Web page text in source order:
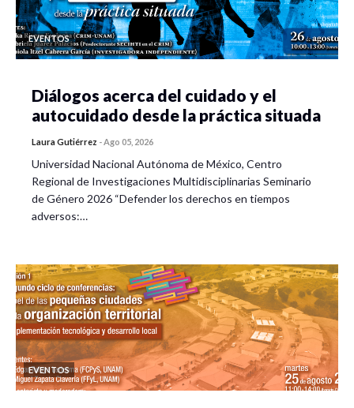
EVENTOS
Diálogos acerca del cuidado y el
autocuidado desde la práctica situada
Laura Gutiérrez -Ago 05, 2026
Universidad Nacional Autónoma de México, Centro
Regional de Investigaciones Multidisciplinarias Seminario
de Género 2026 “Defender los derechos en tiempos
adversos:…
EVENTOS